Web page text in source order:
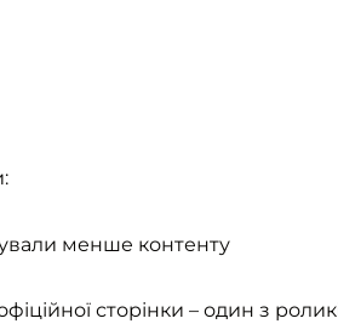
менше контенту
сторінки – один з